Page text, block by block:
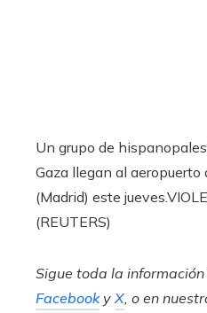
Un grupo de
Gaza llegan al aeropuerto
(Madrid) este jueves.
(REUTERS)
Sigue toda la
FacebookyX, o en